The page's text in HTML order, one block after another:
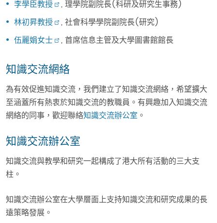
李學臣教授 , 理學院副院長(科研及研究生事務)
林初昇教授 , 社會科學學院副院長(研究)
伍麗娟女士 , 首席信息主管及大學圖書館館長
知識交流網絡
為有效促進知識交流，我們建立了知識交流網絡，希望擴大
至涵蓋所有熱衷於知識交流的教職員。有興趣加入知識交流
網絡的同事，歡迎聯絡知識交流辦公室 。
知識交流辦公室
知識交流與教學和研究一起構成了港大所有活動的三大支
柱。
知識交流辦公室在大學層面上支持知識交流和研究成果的長
遠策略發展。